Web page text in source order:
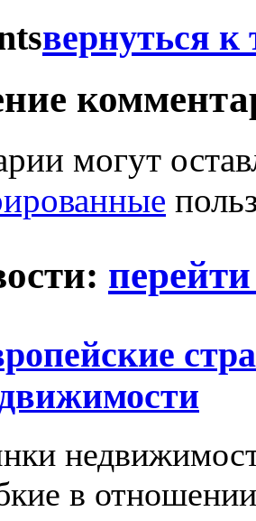
вернуться к
могут
в